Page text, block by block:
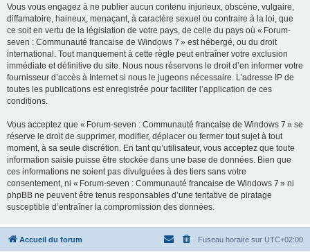
Vous vous engagez à ne publier aucun contenu injurieux, obscène, vulgaire,
diffamatoire, haineux, menaçant, à caractère sexuel ou contraire à la loi, que
ce soit en vertu de la législation de votre pays, de celle du pays où « Forum-
seven : Communauté francaise de Windows 7 » est hébergé, ou du droit
international. Tout manquement à cette règle peut entraîner votre exclusion
immédiate et définitive du site. Nous nous réservons le droit d’en informer votre
fournisseur d’accès à Internet si nous le jugeons nécessaire. L’adresse IP de
toutes les publications est enregistrée pour faciliter l’application de ces
conditions.
Vous acceptez que « Forum-seven : Communauté francaise de Windows 7 » se
réserve le droit de supprimer, modifier, déplacer ou fermer tout sujet à tout
moment, à sa seule discrétion. En tant qu’utilisateur, vous acceptez que toute
information saisie puisse être stockée dans une base de données. Bien que
ces informations ne soient pas divulguées à des tiers sans votre
consentement, ni « Forum-seven : Communauté francaise de Windows 7 » ni
phpBB ne peuvent être tenus responsables d’une tentative de piratage
susceptible d’entraîner la compromission des données.
Accueil du forum Fuseau horaire sur UTC+02:00